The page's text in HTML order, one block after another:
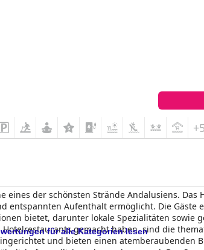
+5
eines der schönsten Strände Andalusiens. Das
Aufenthalt ermöglicht. Die Gäste
bietet, darunter lokale Spezialitäten sowie
gemacht haben, sind die
und bieten einen atemberaubenden
für alle Kategorien lesen